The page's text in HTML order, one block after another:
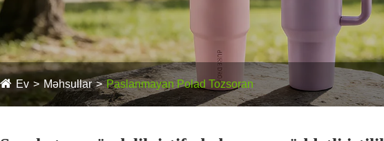
Ev Məhsullar Paslanmayan Polad Tozsoran